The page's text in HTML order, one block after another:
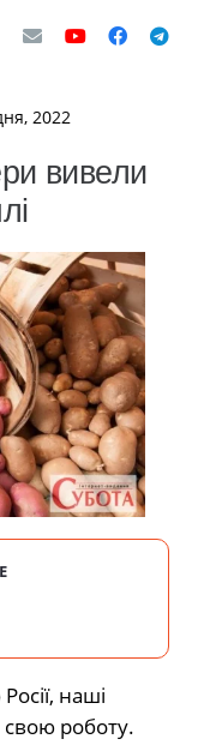
2022
вивели
наші
свою роботу.